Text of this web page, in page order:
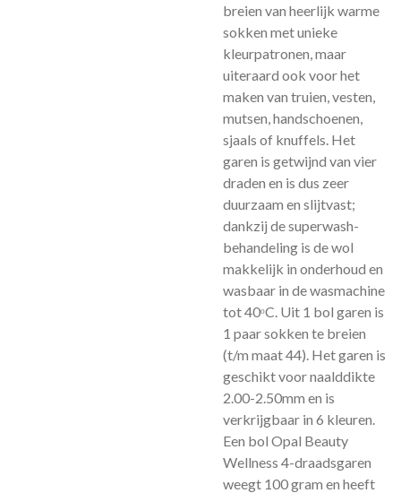
breien van heerlijk warme
sokken met unieke
kleurpatronen, maar
uiteraard ook voor het
maken van truien, vesten,
mutsen, handschoenen,
sjaals of knuffels. Het
garen is getwijnd van vier
draden en is dus zeer
duurzaam en slijtvast;
dankzij de superwash-
behandeling is de wol
makkelijk in onderhoud en
wasbaar in de wasmachine
tot 40ᵒC. Uit 1 bol garen is
1 paar sokken te breien
(t/m maat 44). Het garen is
geschikt voor naalddikte
2.00-2.50mm en is
verkrijgbaar in 6 kleuren.
Een bol Opal Beauty
Wellness 4-draadsgaren
weegt 100 gram en heeft